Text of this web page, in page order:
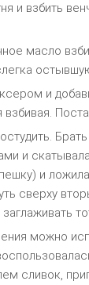
и взбить
масло
и
и
и
сверху
заглаживать
можно
сливок,